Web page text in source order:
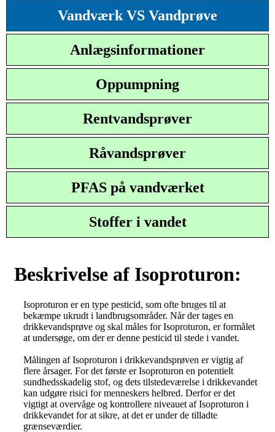
Vandværk VS Vandprøve
Anlægsinformationer
Oppumpning
Rentvandsprøver
Råvandsprøver
PFAS på vandværket
Stoffer i vandet
Beskrivelse af Isoproturon:
Isoproturon er en type pesticid, som ofte bruges til at
bekæmpe ukrudt i landbrugsområder. Når der tages en
drikkevandsprøve og skal måles for Isoproturon, er formålet
at undersøge, om der er denne pesticid til stede i vandet.
Målingen af Isoproturon i drikkevandsprøven er vigtig af
flere årsager. For det første er Isoproturon en potentielt
sundhedsskadelig stof, og dets tilstedeværelse i drikkevandet
kan udgøre risici for menneskers helbred. Derfor er det
vigtigt at overvåge og kontrollere niveauet af Isoproturon i
drikkevandet for at sikre, at det er under de tilladte
grænseværdier.